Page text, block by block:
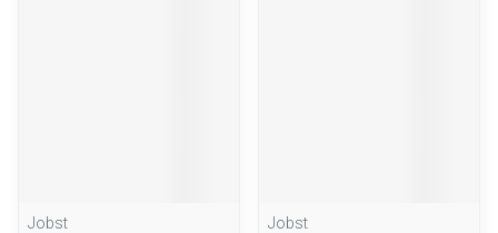
Jobst
Jobst